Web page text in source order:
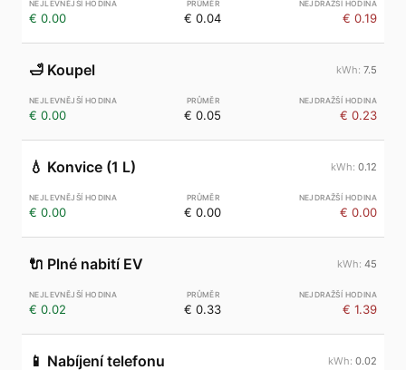
€ 0.00 € 0.04 € 0.19
🛁 Koupel 7.5
€ 0.00 € 0.05 € 0.23
💧 Konvice (1 L) 0.12
€ 0.00 € 0.00 € 0.00
🔌 Plné nabití EV 45
€ 0.02 € 0.33 € 1.39
📱 Nabíjení telefonu 0.02